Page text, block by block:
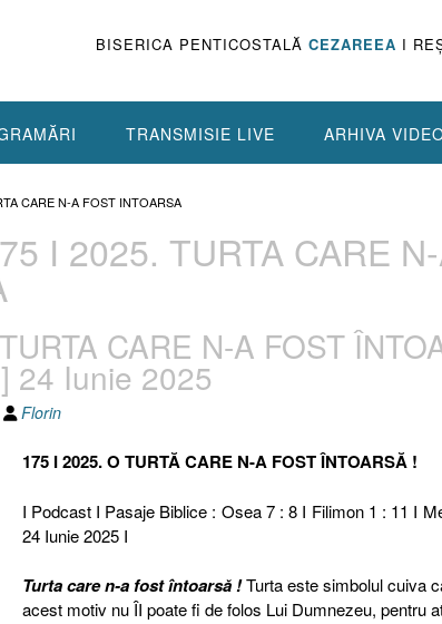
BISERICA PENTICOSTALĂ CEZAREEA I
TRANSMISIE LIVE ARHIVA
CARE N-A FOST INTOARSA
I 2025. TURTA CARE
CARE N-A FOST
24 Iunie 2025
Florin
175 I 2025. O TURTĂ CARE N-A FOST ÎNTOARSĂ !
I Podcast I Pasaje Biblice : Osea 7 : 8 I Filimon 1 : 11 I
24 Iunie 2025 I
Turta care n-a fost întoarsă ! Turta este simbolul cuiva
acest motiv nu ÎI poate fi de folos Lui Dumnezeu, pentru